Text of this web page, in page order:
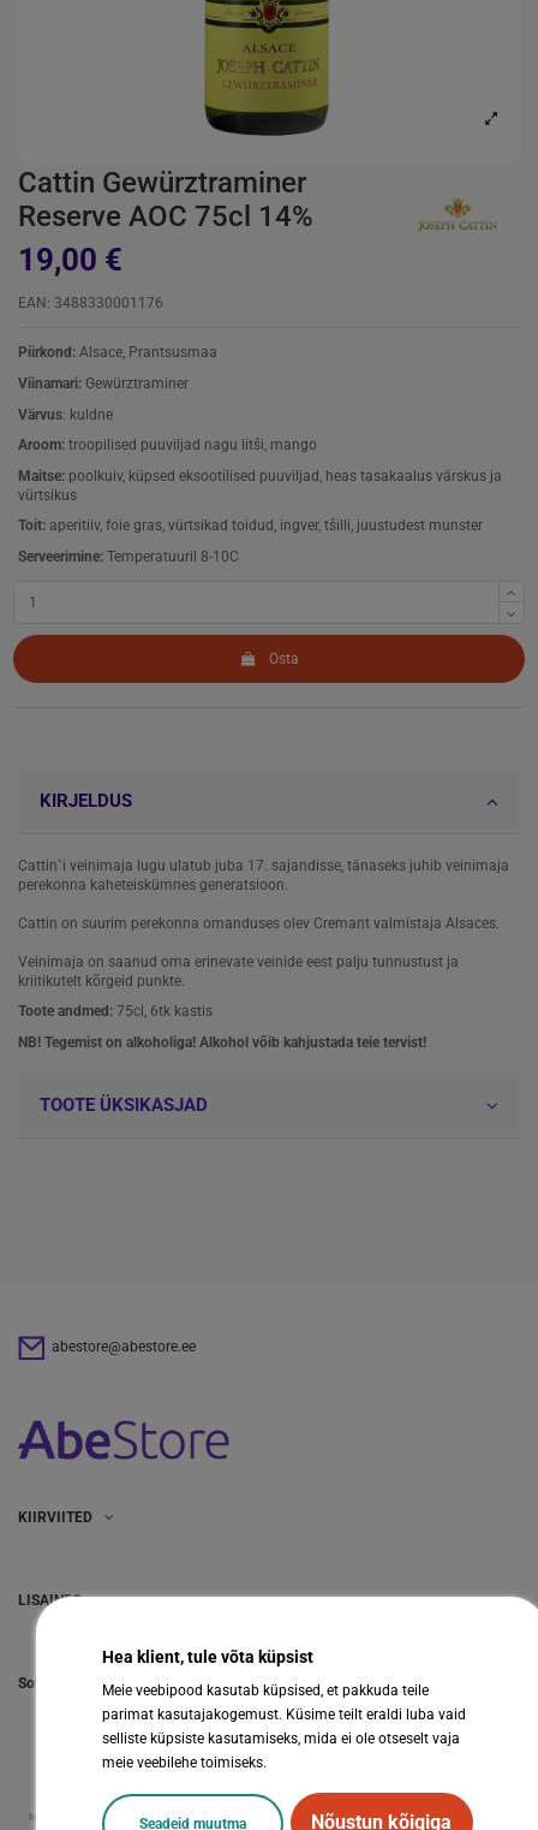
Cattin Gewürztraminer
Reserve AOC 75cl 14%
19,00 €
EAN: 3488330001176
Piirkond: Alsace, Prantsusmaa
Viinamari: Gewürztraminer
Värvus: kuldne
Aroom: troopilised puuviljad nagu litši, mango
Maitse: poolkuiv, küpsed eksootilised puuviljad, heas tasakaalus värskus ja
vürtsikus
Toit: aperitiiv, foie gras, vürtsikad toidud, ingver, tšilli, juustudest munster
Serveerimine: Temperatuuril 8-10C
Osta
KIRJELDUS
Cattin`i veinimaja lugu ulatub juba 17. sajandisse, tänaseks juhib veinimaja
perekonna kaheteiskümnes generatsioon.
Cattin on suurim perekonna omanduses olev Cremant valmistaja Alsaces.
Veinimaja on saanud oma erinevate veinide eest palju tunnustust ja
kriitikutelt kõrgeid punkte.
Toote andmed: 75cl, 6tk kastis
NB! Tegemist on alkoholiga! Alkohol võib kahjustada teie tervist!
TOOTE ÜKSIKASJAD
abestore@abestore.ee
KIIRVIITED
LISAINFO
Hea klient, tule võta küpsist
Meie veebipood kasutab küpsised, et pakkuda teile
parimat kasutajakogemust. Küsime teilt eraldi luba vaid
selliste küpsiste kasutamiseks, mida ei ole otseselt vaja
meie veebilehe toimiseks.
Seadeid muutma Nõustun kõigiga
Sotsiaalmeedia